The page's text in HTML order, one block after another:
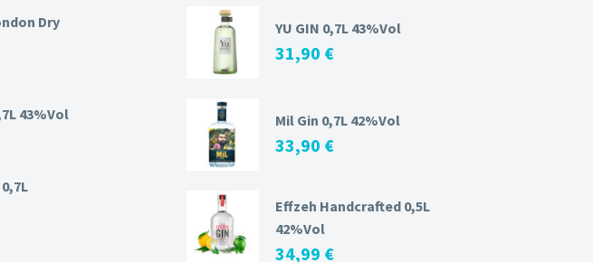
Dry
43%Vol
YU GIN 0,7L 43%Vol
31,90 €
Mil Gin 0,7L 42%Vol
33,90 €
Effzeh Handcrafted 0,5L
42%Vol
34,99 €